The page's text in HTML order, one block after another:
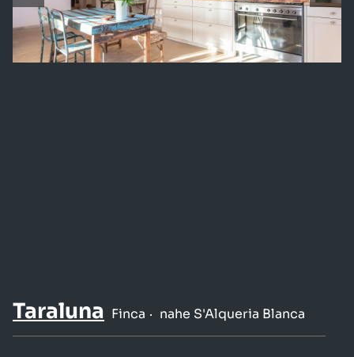
Taraluna Finca nahe S'Alqueria Blanca